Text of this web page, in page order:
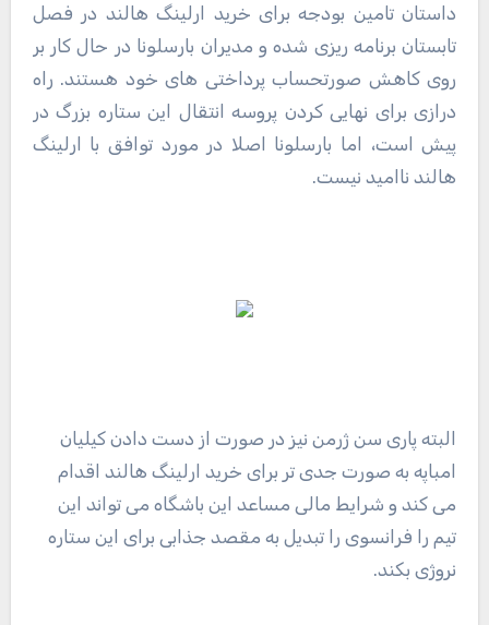
داستان تامین بودجه برای خرید ارلینگ هالند در فصل
تابستان برنامه ریزی شده و مدیران بارسلونا در حال کار بر
روی کاهش صورتحساب پرداختی های خود هستند. راه
درازی برای نهایی کردن پروسه انتقال این ستاره بزرگ در
پیش است، اما بارسلونا اصلا در مورد توافق با ارلینگ
هالند ناامید نیست.
البته پاری سن ژرمن نیز در صورت از دست دادن کیلیان
امباپه به صورت جدی تر برای خرید ارلینگ هالند اقدام
می کند و شرایط مالی مساعد این باشگاه می تواند این
تیم را فرانسوی را تبدیل به مقصد جذابی برای این ستاره
نروژی بکند.